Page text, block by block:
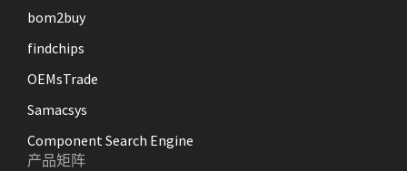
bom2buy
findchips
OEMsTrade
Samacsys
Component Search Engine
产品矩阵